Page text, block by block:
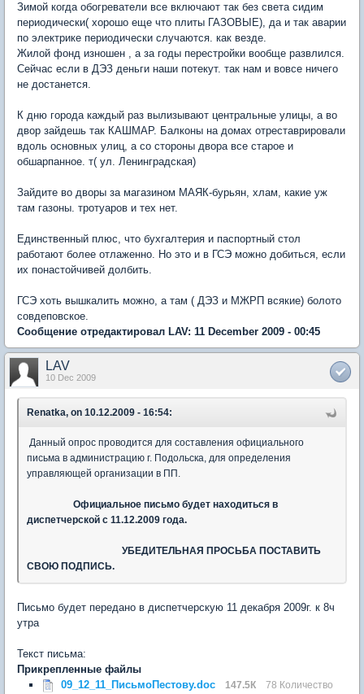
Зимой когда обогреватели все включают так без света сидим
периодически( хорошо еще что плиты ГАЗОВЫЕ), да и так аварии
по электрике периодически случаются. как везде.
Жилой фонд изношен , а за годы перестройки вообще развлился.
Сейчас если в ДЭЗ деньги наши потекут. так нам и вовсе ничего
не достанется.
К дню города каждый раз вылизывают центральные улицы, а во
двор зайдешь так КАШМАР. Балконы на домах отреставрировали
вдоль основных улиц, а со стороны двора все старое и
обшарпанное. т( ул. Ленинградская)
Зайдите во дворы за магазином МАЯК-бурьян, хлам, какие уж
там газоны. тротуаров и тех нет.
Единственный плюс, что бухгалтерия и паспортный стол
работают более отлаженно. Но это и в ГСЭ можно добиться, если
их понастойчивей долбить.
ГСЭ хоть вышкалить можно, а там ( ДЭЗ и МЖРП всякие) болото
совдеповское.
Сообщение отредактировал LAV: 11 December 2009 - 00:45
LAV
10 Dec 2009
Renatka, on 10.12.2009 - 16:54:
Данный опрос проводится для составления официального
письма в администрацию г. Подольска, для определения
управляющей организации в ПП.
Официальное письмо будет находиться в
диспетчерской с 11.12.2009 года.
УБЕДИТЕЛЬНАЯ ПРОСЬБА ПОСТАВИТЬ
СВОЮ ПОДПИСЬ.
Письмо будет передано в диспетчерскую 11 декабря 2009г. к 8ч
утра
Текст письма:
Прикрепленные файлы
09_12_11_ПисьмоПестову.doc
147.5К
78 Количество